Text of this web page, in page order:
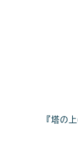
『塔の